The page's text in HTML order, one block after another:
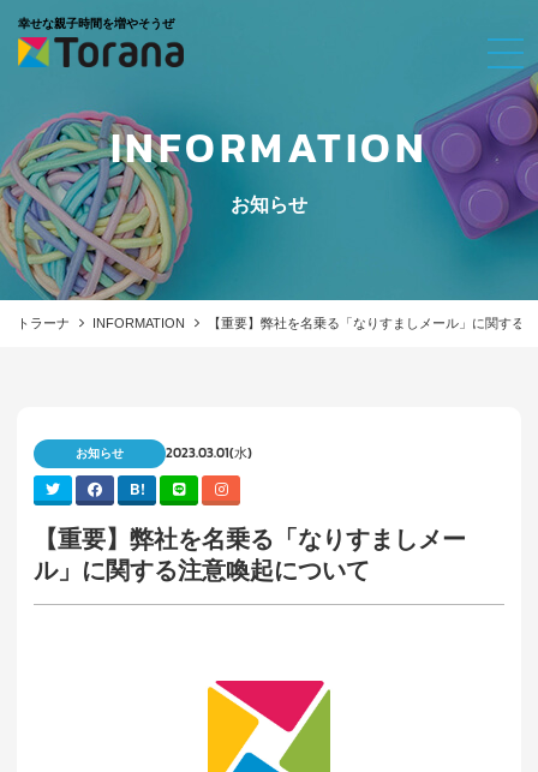
幸せな親子時間を増やそうぜ
INFORMATION
お知らせ
トラーナ INFORMATION 【重要】弊社を名乗る「なりすましメール」に関する
お知らせ 2023.03.01(水)
B!
【重要】弊社を名乗る「なりすましメー
ル」に関する注意喚起について